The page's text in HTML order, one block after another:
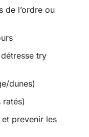
de l’ordre ou
try
dunes)
ratés)
prevenir les